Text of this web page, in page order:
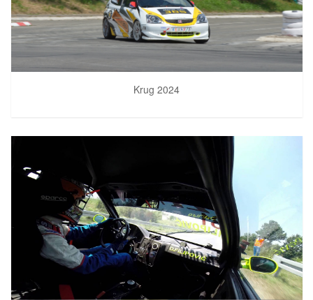
Krug 2024